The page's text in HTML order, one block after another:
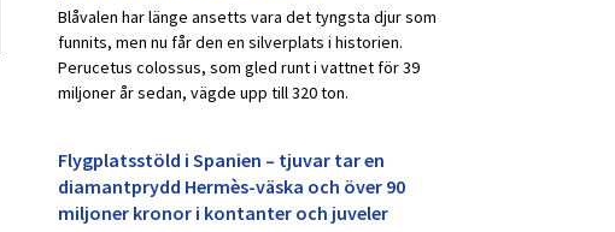
Blåvalen har länge ansetts vara det tyngsta djur som
funnits, men nu får den en silverplats i historien.
Perucetus colossus, som gled runt i vattnet för 39
miljoner år sedan, vägde upp till 320 ton.
Flygplatsstöld i Spanien – tjuvar tar en
diamantprydd Hermès-väska och över 90
miljoner kronor i kontanter och juveler